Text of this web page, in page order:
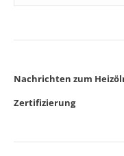
Nachrichten zum
Zertifizierung